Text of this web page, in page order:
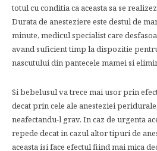
totul cu conditia ca aceasta sa se
Durata de anesteziere este destul de
minute, medicul specialist care
avand suficient timp la dispozitie
nascutului din pantecele mamei si
Si bebelusul va trece mai usor prin
decat prin cele ale anesteziei
neafectandu-l grav. In caz de urgenta
repede decat in cazul altor tipuri de
aceasta isi face efectul fiind mai mica